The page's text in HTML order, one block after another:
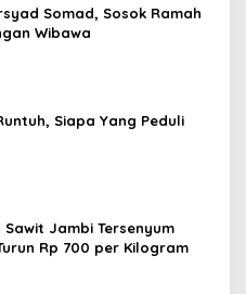
Somad, Sosok Ramah
Wibawa
Siapa Yang Peduli
Jambi Tersenyum
Rp 700 per Kilogram